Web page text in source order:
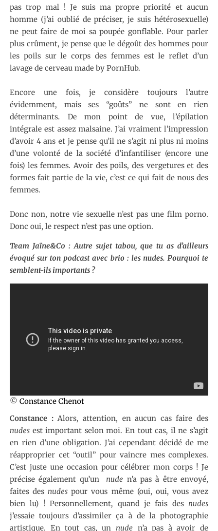
pas trop mal ! Je suis ma propre priorité et aucun
homme (j’ai oublié de préciser, je suis hétérosexuelle)
ne peut faire de moi sa poupée gonflable. Pour parler
plus crûment, je pense que le dégoût des hommes pour
les poils sur le corps des femmes est le reflet d’un
lavage de cerveau made by PornHub.
Encore une fois, je considère toujours l’autre
évidemment, mais ses “goûts” ne sont en rien
déterminants. De mon point de vue, l’épilation
intégrale est assez malsaine. J’ai vraiment l’impression
d’avoir 4 ans et je pense qu’il ne s’agit ni plus ni moins
d’une volonté de la société d’infantiliser (encore une
fois) les femmes. Avoir des poils, des vergetures et des
formes fait partie de la vie, c’est ce qui fait de nous des
femmes.
Donc non, notre vie sexuelle n’est pas une film porno.
Donc oui, le respect n’est pas une option.
Team Jaïne&Co : Autre sujet tabou, que tu as d’ailleurs
évoqué sur ton podcast avec brio : les nudes. Pourquoi te
semblent-ils importants ?
© Constance Chenot
Constance :Alors, attention, en aucun cas faire des
nudes est important selon moi. En tout cas, il ne s’agit
en rien d’une obligation. J’ai cependant décidé de me
réapproprier cet “outil” pour vaincre mes complexes.
C’est juste une occasion pour célébrer mon corps ! Je
précise également qu’unnude n’a pas à être envoyé,
faites desnudes pour vous même (oui, oui, vous avez
bien lu) ! Personnellement, quand je fais des nudes
j’essaie toujours d’assimiler ça à de la photographie
artistique. En tout cas, un nude n’a pas à avoir de